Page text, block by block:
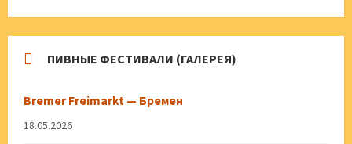
ПИВНЫЕ ФЕСТИВАЛИ (ГАЛЕРЕЯ)
Bremer Freimarkt — Бремен
18.05.2026